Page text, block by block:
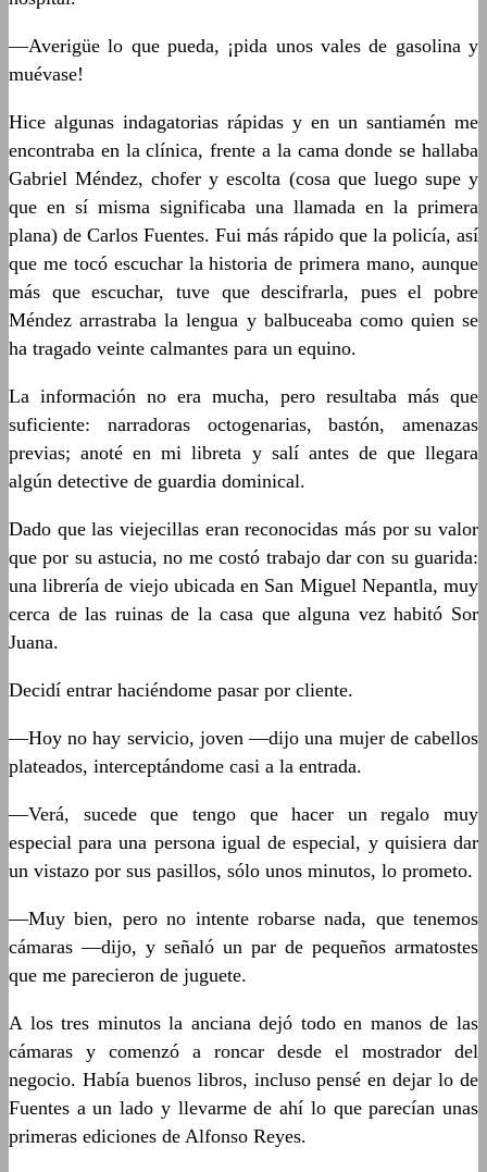
—Averigüe lo que pueda, ¡pida unos vales de gasolina y
muévase!
Hice algunas indagatorias rápidas y en un santiamén me
encontraba en la clínica, frente a la cama donde se hallaba
Gabriel Méndez, chofer y escolta (cosa que luego supe y
que en sí misma significaba una llamada en la primera
plana) de Carlos Fuentes. Fui más rápido que la policía, así
que me tocó escuchar la historia de primera mano, aunque
más que escuchar, tuve que descifrarla, pues el pobre
Méndez arrastraba la lengua y balbuceaba como quien se
ha tragado veinte calmantes para un equino.
La información no era mucha, pero resultaba más que
suficiente: narradoras octogenarias, bastón, amenazas
previas; anoté en mi libreta y salí antes de que llegara
algún detective de guardia dominical.
Dado que las viejecillas eran reconocidas más por su valor
que por su astucia, no me costó trabajo dar con su guarida:
una librería de viejo ubicada en San Miguel Nepantla, muy
cerca de las ruinas de la casa que alguna vez habitó Sor
Juana.
Decidí entrar haciéndome pasar por cliente.
—Hoy no hay servicio, joven —dijo una mujer de cabellos
plateados, interceptándome casi a la entrada.
—Verá, sucede que tengo que hacer un regalo muy
especial para una persona igual de especial, y quisiera dar
un vistazo por sus pasillos, sólo unos minutos, lo prometo.
—Muy bien, pero no intente robarse nada, que tenemos
cámaras —dijo, y señaló un par de pequeños armatostes
que me parecieron de juguete.
A los tres minutos la anciana dejó todo en manos de las
cámaras y comenzó a roncar desde el mostrador del
negocio. Había buenos libros, incluso pensé en dejar lo de
Fuentes a un lado y llevarme de ahí lo que parecían unas
primeras ediciones de Alfonso Reyes.